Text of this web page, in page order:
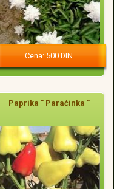
Cena: 500 DIN
Paprika " Paraćinka "